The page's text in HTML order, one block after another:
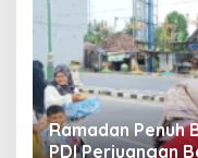
Ramadan Penuh
PDI Perjuangan